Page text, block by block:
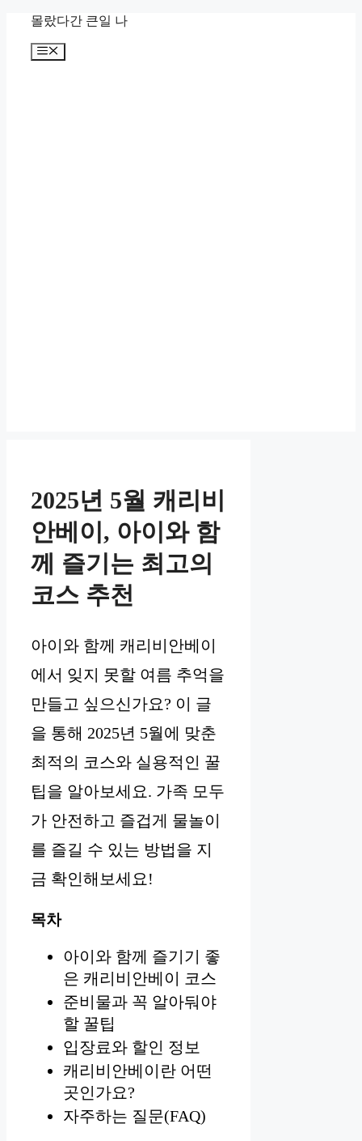
몰랐다간 큰일 나
메
2025년 5월 캐리비
안베이, 아이와 함
께 즐기는 최고의
코스 추천
아이와 함께 캐리비안베이
에서 잊지 못할 여름 추억을
만들고 싶으신가요? 이 글
을 통해 2025년 5월에 맞춘
최적의 코스와 실용적인 꿀
팁을 알아보세요. 가족 모두
가 안전하고 즐겁게 물놀이
를 즐길 수 있는 방법을 지
금 확인해보세요!
목차
아이와 함께 즐기기 좋
은 캐리비안베이 코스
준비물과 꼭 알아둬야
할 꿀팁
입장료와 할인 정보
캐리비안베이란 어떤
곳인가요?
자주하는 질문(FAQ)